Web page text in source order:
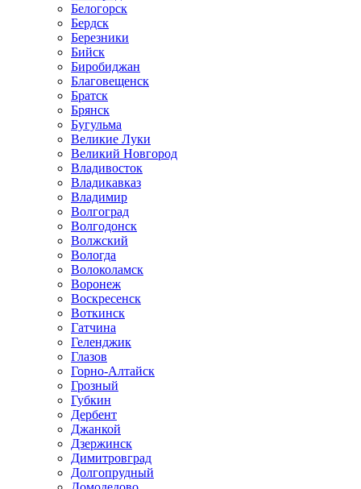
Белогорск
Бердск
Березники
Бийск
Биробиджан
Благовещенск
Братск
Брянск
Бугульма
Великие Луки
Великий Новгород
Владивосток
Владикавказ
Владимир
Волгоград
Волгодонск
Волжский
Вологда
Волоколамск
Воронеж
Воскресенск
Воткинск
Гатчина
Геленджик
Глазов
Горно-Алтайск
Грозный
Губкин
Дербент
Джанкой
Дзержинск
Димитровград
Долгопрудный